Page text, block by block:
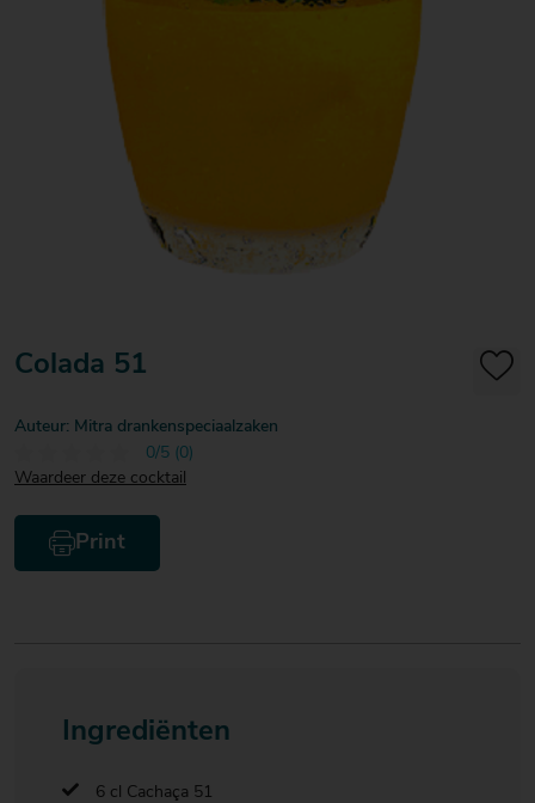
Over Mitra
Actiefolder
Voordelen Mitra Member
Klantenservice
Colada 51
Auteur: Mitra drankenspeciaalzaken
0/5 (0)
Waardeer deze cocktail
Print
Ingrediënten
6 cl Cachaça 51